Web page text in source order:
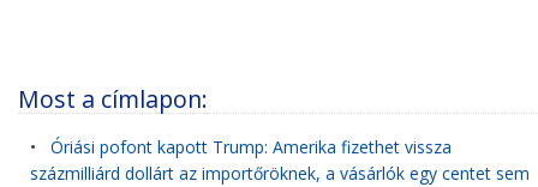
Most a címlapon:
• Óriási pofont kapott Trump: Amerika fizethet vissza
százmilliárd dollárt az importőröknek, a vásárlók egy centet sem